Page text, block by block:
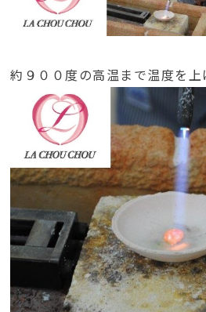
約９００度の高温まで温度を上